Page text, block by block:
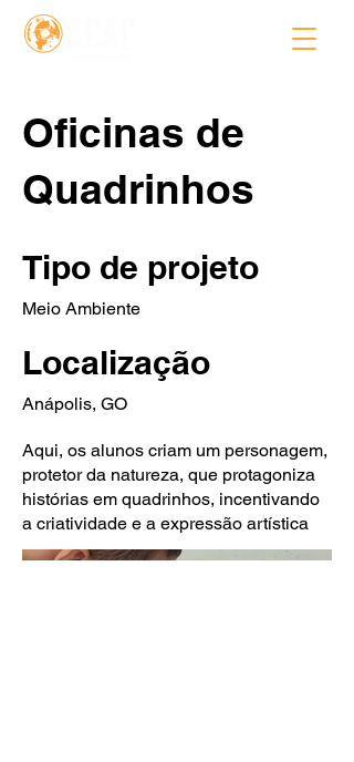
Oficinas de
Quadrinhos
Tipo de projeto
Meio Ambiente
Localização
Anápolis, GO
Aqui, os alunos criam um personagem,
protetor da natureza, que protagoniza
histórias em quadrinhos, incentivando
a criatividade e a expressão artística